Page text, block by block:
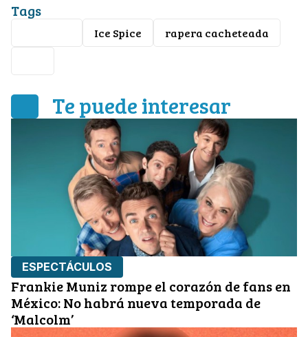
Tags
Ice Spice
rapera cacheteada
Te puede interesar
ESPECTÁCULOS
Frankie Muniz rompe el corazón de fans en
México: No habrá nueva temporada de
‘Malcolm’